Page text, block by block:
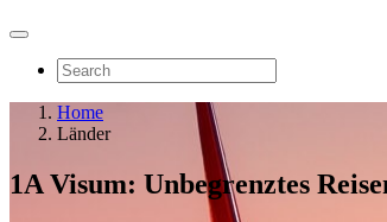
Home
Länder
1A Visum: Unbegrenztes